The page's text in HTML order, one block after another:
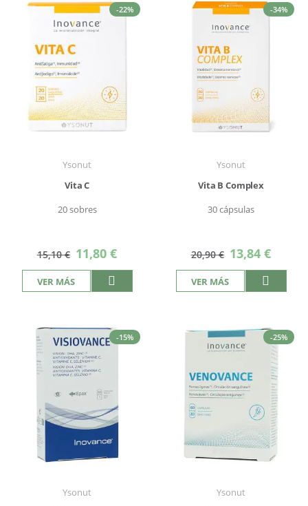
-22%
Ysonut
Vita C
20 sobres
15,10 € Precio
especial
11,80 €
VER MÁS
-34%
Ysonut
Vita B Complex
30 cápsulas
20,90 € Precio
especial
13,84 €
VER MÁS
-15%
Ysonut
-25%
Ysonut